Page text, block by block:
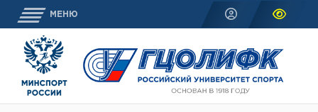
МЕНЮ